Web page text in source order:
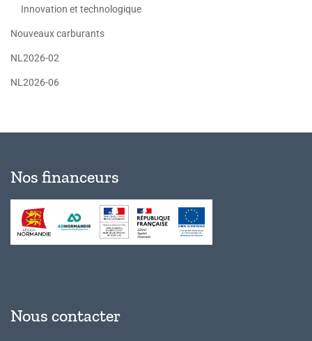
Innovation et technologique
Nouveaux carburants
NL2026-02
NL2026-06
Nos financeurs
Nous contacter